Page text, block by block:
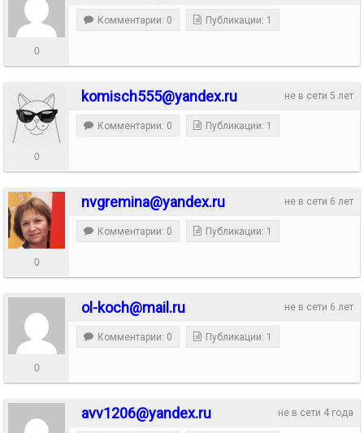
0
Комментарии: 0 Публикации: 1
не в сети 5 лет
komisch555@yandex.ru
0
Комментарии: 0 Публикации: 1
не в сети 6 лет
nvgremina@yandex.ru
0
Комментарии: 0 Публикации: 1
не в сети 6 лет
ol-koch@mail.ru
0
Комментарии: 0 Публикации: 1
не в сети 4 года
avv1206@yandex.ru